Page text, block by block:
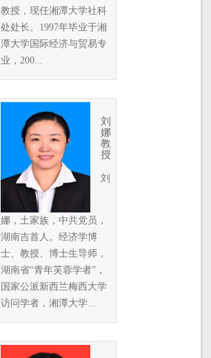
教授，现任湘潭大学社科
处处长。1997年毕业于湘
潭大学国际经济与贸易专
业，200...
刘
娜
教
授
刘
娜，土家族，中共党员，
湖南吉首人。经济学博
士、教授、博士生导师，
湖南省“青年芙蓉学者”，
国家公派新西兰梅西大学
访问学者，湘潭大学...